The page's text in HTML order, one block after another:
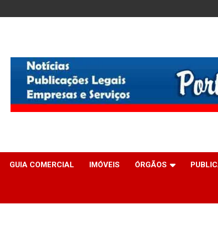
GUIA COMERCIAL IMÓVEIS ÓRGÃOS